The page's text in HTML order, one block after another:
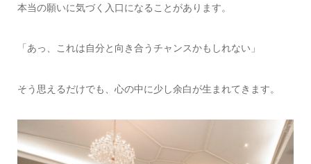
本当の願いに気づく入口になることがあります。
「あっ、これは自分と向き合うチャンスかもしれない」
そう思えるだけでも、心の中に少し余白が生まれてきます。